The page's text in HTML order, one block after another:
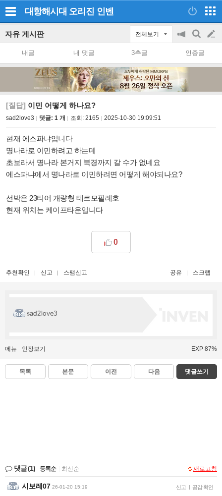
대항해시대 오리진 인벤
자유 게시판 전체보기
공
on/off
검
색
글
쓰
내글 내 댓글 3추글 인증글
[질답] 이민 어떻게 하나요?
sad2love3 댓글: 1 개 조회: 2165 2025-10-30 19:09:51
현재 에스파냐입니다
명나라로 이민하려고 하는데
초보라서 명나라 본거지 북경까지 갈 수가 없네요
에스파냐에서 명나라로 이민하려면 어떻게 해야되나요?
선박은 23티어 개량형 테르모필레호
현재 위치는 케이프타운입니다
0
추천확인 신고 스팸신고 공유 스크랩
sad2love3
메뉴 인장보기 EXP 87%
목록 본문 이전 다음 댓글쓰기
댓글(1) 등록순 최신순 새로고침
시보레07 26-01-20 15:19 신고 | 공감 확인